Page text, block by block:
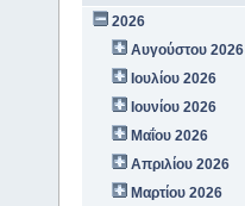
2026
Αυγούστου 2026
Ιουλίου 2026
Ιουνίου 2026
Μαΐου 2026
Απριλίου 2026
Μαρτίου 2026